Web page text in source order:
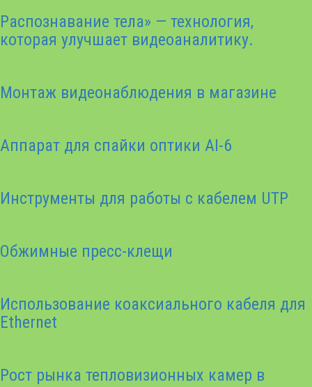
Распознавание тела» — технология,
которая улучшает видеоаналитику.
Монтаж видеонаблюдения в магазине
Аппарат для спайки оптики AI-6
Инструменты для работы с кабелем UTP
Обжимные пресс-клещи
Использование коаксиального кабеля для
Ethernet
Рост рынка тепловизионных камер в